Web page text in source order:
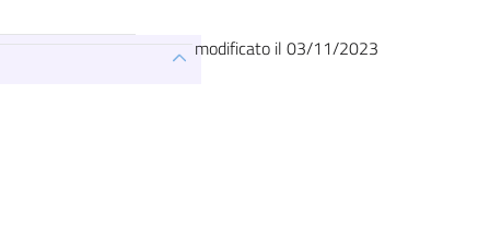
modificato il 03/11/2023